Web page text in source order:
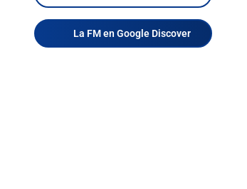
La FM en Google Discover